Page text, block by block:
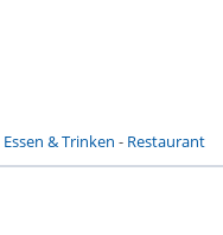
Essen & Trinken - Restaurant